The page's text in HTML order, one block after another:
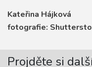
Kateřina Hájková
fotografie:
Projděte si